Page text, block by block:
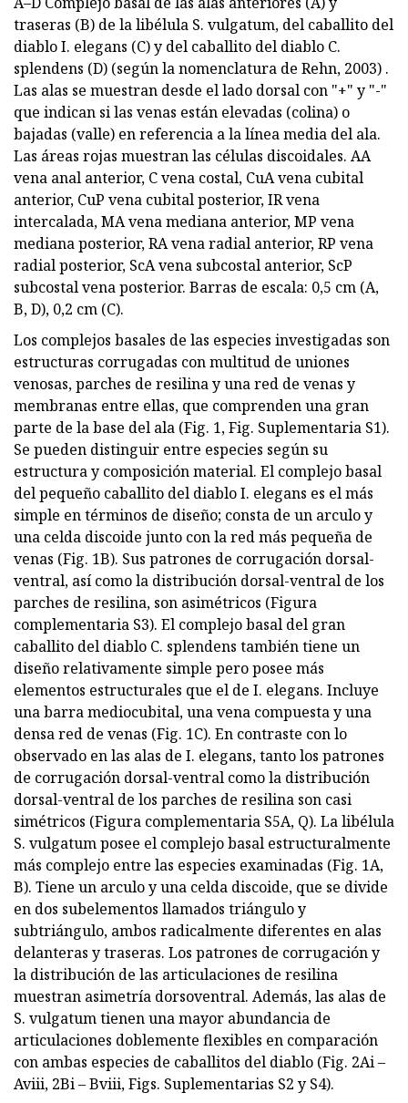
traseras (B) de la libélula S. vulgatum, del caballito del
diablo I. elegans (C) y del caballito del diablo C.
splendens (D) (según la nomenclatura de Rehn, 2003) .
Las alas se muestran desde el lado dorsal con "+" y "-"
que indican si las venas están elevadas (colina) o
bajadas (valle) en referencia a la línea media del ala.
Las áreas rojas muestran las células discoidales. AA
vena anal anterior, C vena costal, CuA vena cubital
anterior, CuP vena cubital posterior, IR vena
intercalada, MA vena mediana anterior, MP vena
mediana posterior, RA vena radial anterior, RP vena
radial posterior, ScA vena subcostal anterior, ScP
subcostal vena posterior. Barras de escala: 0,5 cm (A,
B, D), 0,2 cm (C).
Los complejos basales de las especies investigadas son
estructuras corrugadas con multitud de uniones
venosas, parches de resilina y una red de venas y
membranas entre ellas, que comprenden una gran
parte de la base del ala (Fig. 1, Fig. Suplementaria S1).
Se pueden distinguir entre especies según su
estructura y composición material. El complejo basal
del pequeño caballito del diablo I. elegans es el más
simple en términos de diseño; consta de un arculo y
una celda discoide junto con la red más pequeña de
venas (Fig. 1B). Sus patrones de corrugación dorsal-
ventral, así como la distribución dorsal-ventral de los
parches de resilina, son asimétricos (Figura
complementaria S3). El complejo basal del gran
caballito del diablo C. splendens también tiene un
diseño relativamente simple pero posee más
elementos estructurales que el de I. elegans. Incluye
una barra mediocubital, una vena compuesta y una
densa red de venas (Fig. 1C). En contraste con lo
observado en las alas de I. elegans, tanto los patrones
de corrugación dorsal-ventral como la distribución
dorsal-ventral de los parches de resilina son casi
simétricos (Figura complementaria S5A, Q). La libélula
S. vulgatum posee el complejo basal estructuralmente
más complejo entre las especies examinadas (Fig. 1A,
B). Tiene un arculo y una celda discoide, que se divide
en dos subelementos llamados triángulo y
subtriángulo, ambos radicalmente diferentes en alas
delanteras y traseras. Los patrones de corrugación y
la distribución de las articulaciones de resilina
muestran asimetría dorsoventral. Además, las alas de
S. vulgatum tienen una mayor abundancia de
articulaciones doblemente flexibles en comparación
con ambas especies de caballitos del diablo (Fig. 2Ai –
Aviii, 2Bi – Bviii, Figs. Suplementarias S2 y S4).